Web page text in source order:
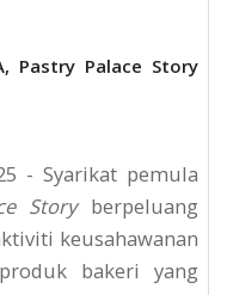
Pastry Palace Story
- Syarikat pemula
Storyberpeluang
keusahawanan
bakeri yang